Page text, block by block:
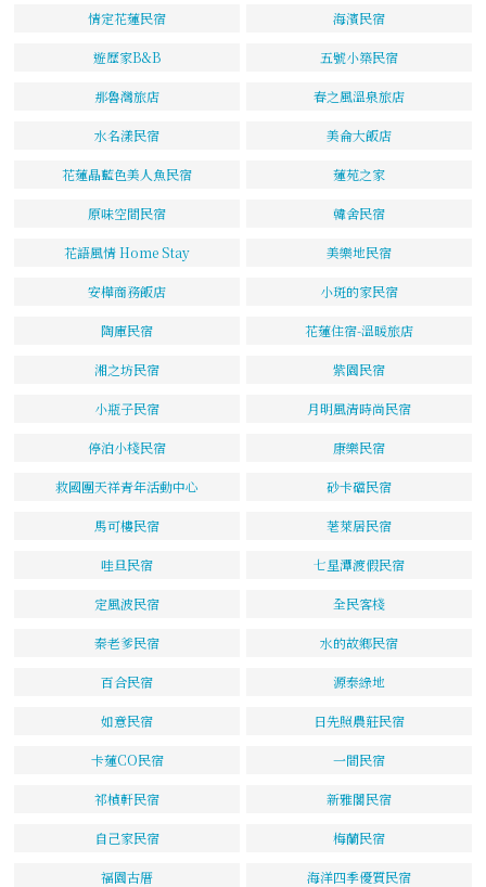
情定花蓮民宿 海濱民宿
遊歷家B&B 五號小築民宿
那魯灣旅店 春之風溫泉旅店
水名漾民宿 美侖大飯店
花蓮晶藍色美人魚民宿 蓮苑之家
原味空間民宿 韓舍民宿
花語風情 Home Stay 美樂地民宿
安樺商務飯店 小斑的家民宿
陶庫民宿 花蓮住宿-溫暖旅店
湘之坊民宿 紫園民宿
小瓶子民宿 月明風清時尚民宿
停泊小棧民宿 康樂民宿
救國團天祥青年活動中心 砂卡礑民宿
馬可樓民宿 荖萊居民宿
哇旦民宿 七星潭渡假民宿
定風波民宿 全民客棧
秦老爹民宿 水的故鄉民宿
百合民宿 源泰綠地
如意民宿 日先照農莊民宿
卡蓮CO民宿 一間民宿
祁楨軒民宿 新雅閣民宿
自己家民宿 梅蘭民宿
福園古厝 海洋四季優質民宿